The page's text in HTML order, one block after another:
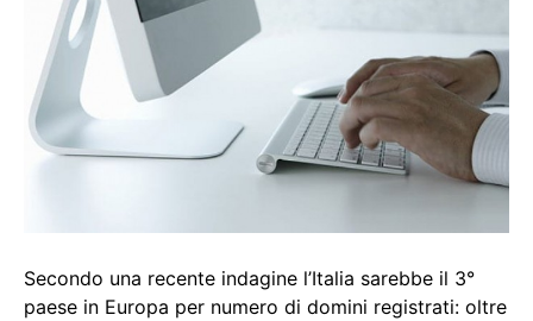
Secondo una recente indagine l’Italia sarebbe il 3°
paese in Europa per numero di domini registrati: oltre